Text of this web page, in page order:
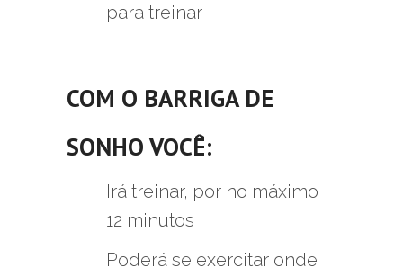
para treinar
COM O BARRIGA DE
SONHO VOCÊ:
Irá treinar, por no máximo
12 minutos
Poderá se exercitar onde